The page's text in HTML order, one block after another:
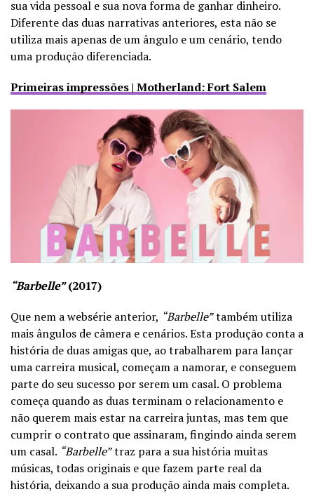
sua vida pessoal e sua nova forma de ganhar dinheiro.
Diferente das duas narrativas anteriores, esta não se
utiliza mais apenas de um ângulo e um cenário, tendo
uma produção diferenciada.
Primeiras impressões | Motherland: Fort Salem
“Barbelle”(2017)
Que nem a websérie anterior, “Barbelle”também utiliza
mais ângulos de câmera e cenários. Esta produção conta a
história de duas amigas que, ao trabalharem para lançar
uma carreira musical, começam a namorar, e conseguem
parte do seu sucesso por serem um casal. O problema
começa quando as duas terminam o relacionamento e
não querem mais estar na carreira juntas, mas tem que
cumprir o contrato que assinaram, fingindo ainda serem
um casal. “Barbelle”traz para a sua história muitas
músicas, todas originais e que fazem parte real da
história, deixando a sua produção ainda mais completa.